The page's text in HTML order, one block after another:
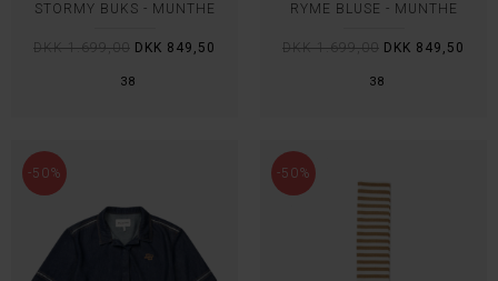
38
STORMY BUKS - MUNTHE
DKK 1.699,00 DKK 849,50
38
RYME BLUSE - MUNTHE
DKK 1.699,00 DKK 849,50
-50% -50%